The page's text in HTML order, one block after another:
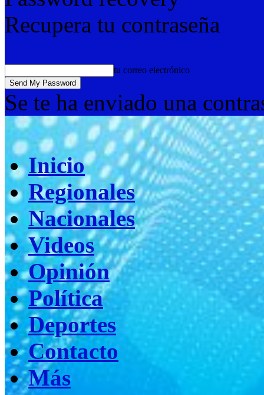
Recupera tu contraseña
tu correo electrónico
Se te ha enviado una
Inicio
Regionales
Nacionales
Videos
Opinión
Política
Deportes
Contacto
Más